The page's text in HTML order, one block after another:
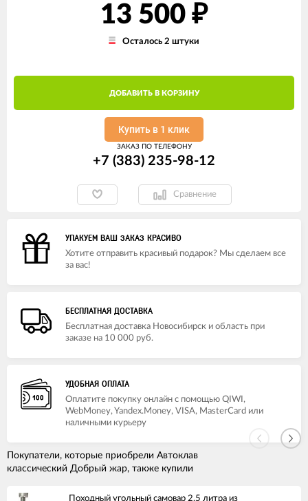
13 500 ₽
Осталось 2 штуки
ДОБАВИТЬ В КОРЗИНУ
Купить в 1 клик
ЗАКАЗ ПО ТЕЛЕФОНУ
+7 (383) 235-98-12
Сравнение
УПАКУЕМ ВАШ ЗАКАЗ КРАСИВО
Хотите отправить красивый подарок? Мы сделаем все
за вас!
БЕСПЛАТНАЯ ДОСТАВКА
Бесплатная доставка Новосибирск и область при
заказе на 10 000 руб.
УДОБНАЯ ОПЛАТА
Оплатите покупку онлайн с помощью QIWI,
WebMoney, Yandex.Money, VISA, MasterCard или
наличными курьеру
Покупатели, которые приобрели Автоклав
классический Добрый жар, также купили
Походный угольный самовар 2,5 литра из